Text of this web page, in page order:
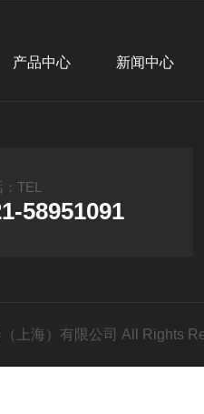
产品中心 新闻中心
TEL
58951091
（上海）有限公司 All Rights